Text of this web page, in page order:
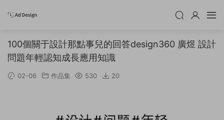
100個關于設計那點事兒的回答design360 廣煜 設計
問題年輕認知成長應用知識
02-06 作品集 530 20